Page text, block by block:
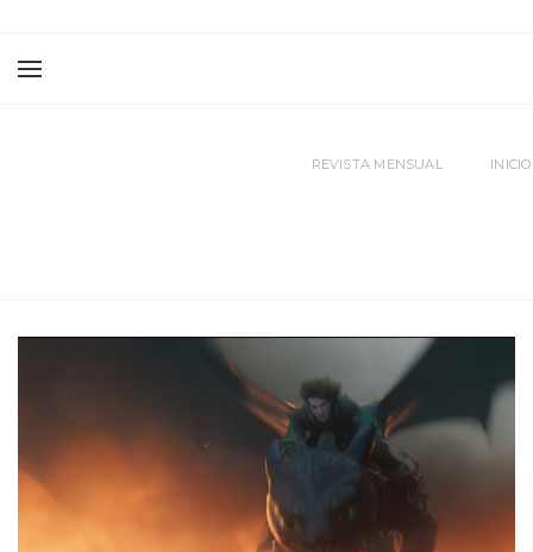
REVISTA MENSUAL INICIO